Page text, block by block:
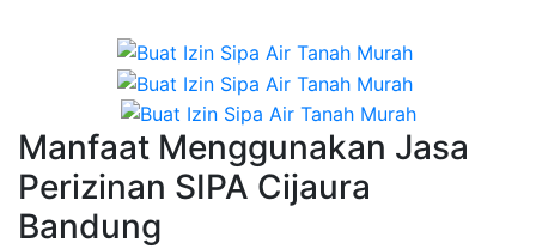
Manfaat Menggunakan Jasa
Perizinan SIPA Cijaura
Bandung